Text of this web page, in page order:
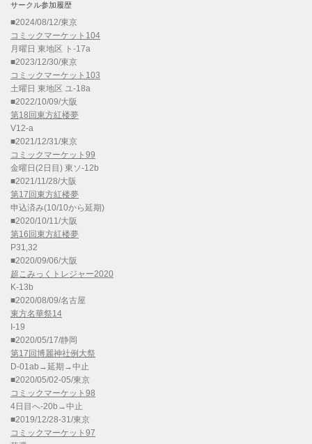
サークル参加履歴
■2024/08/12/東京
コミックマーケット104
月曜日 東地区 ト-17a
■2023/12/30/東京
コミックマーケット103
土曜日 東地区 ユ-18a
■2022/10/09/大阪
第18回東方紅楼夢
V12-a
■2021/12/31/東京
コミックマーケット99
金曜日(2日目) 東ソ-12b
■2021/11/28/大阪
第17回東方紅楼夢
申込済み(10/10から延期)
■2020/10/11/大阪
第16回東方紅楼夢
P31,32
■2020/09/06/大阪
超こみっくトレジャー2020
K-13b
■2020/08/09/名古屋
東方名華祭14
I-19
■2020/05/17/静岡
第17回博麗神社例大祭
D-01ab→延期→中止
■2020/05/02-05/東京
コミックマーケット98
4日目へ-20b→中止
■2019/12/28-31/東京
コミックマーケット97